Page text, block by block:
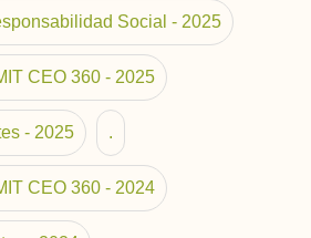
Social - 2025
CEO 360 - 2025
- 2025 .
CEO 360 - 2024